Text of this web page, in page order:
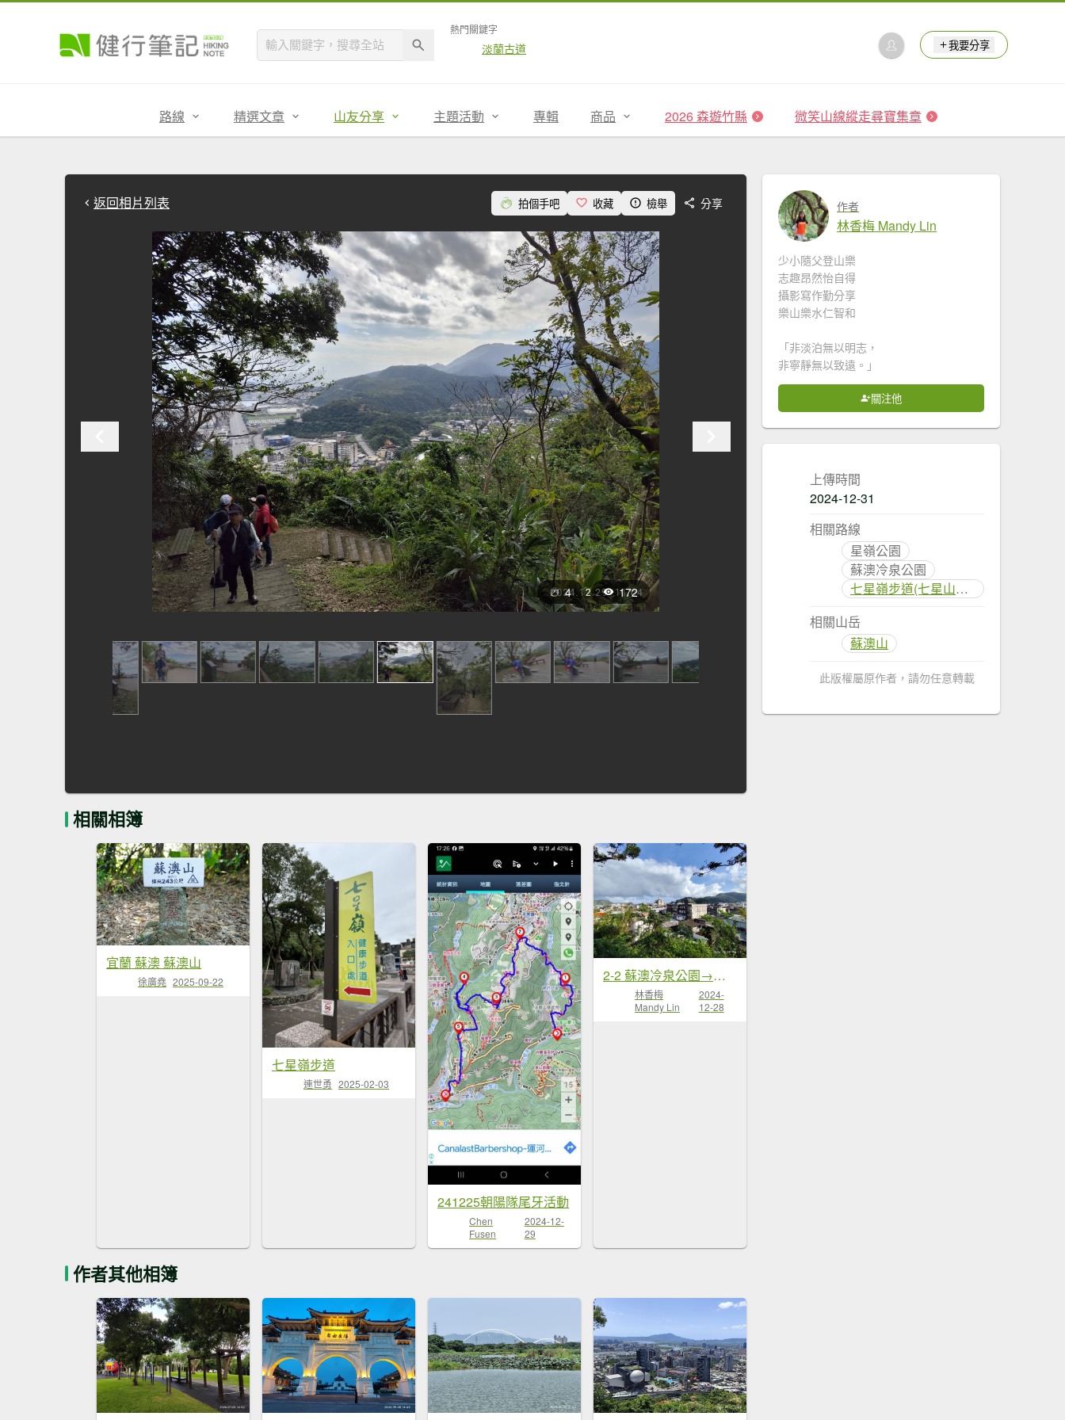
熱門關鍵字
淡蘭古道 我要分享
路線 精選文章 山友分享 主題活動 專輯 商品 2026 森遊竹縣 微笑山線縱走尋寶集章
返回相片列表 拍個手吧 收藏 檢舉 分享
4 172
相關相簿
宜蘭 蘇澳 蘇澳山
徐廣堯 2025-09-22
七星嶺步道
連世勇 2025-02-03
241225朝陽隊尾牙活動
Chen
Fusen
2024-12-
29
2-2 蘇澳冷泉公園→七星嶺步道→星嶺公園→蘇澳山→蘇澳運動公園→大安森林公園
林香梅
Mandy Lin
2024-
12-28
作者其他相簿
作者
林香梅 Mandy Lin
少小隨父登山樂
志趣昂然怡自得
攝影寫作勤分享
樂山樂水仁智和
「非淡泊無以明志，
非寧靜無以致遠。」
關注他
上傳時間
2024-12-31
相關路線
星嶺公園
蘇澳冷泉公園
七星嶺步道(七星山健康步道)
相關山岳
蘇澳山
此版權屬原作者，請勿任意轉載